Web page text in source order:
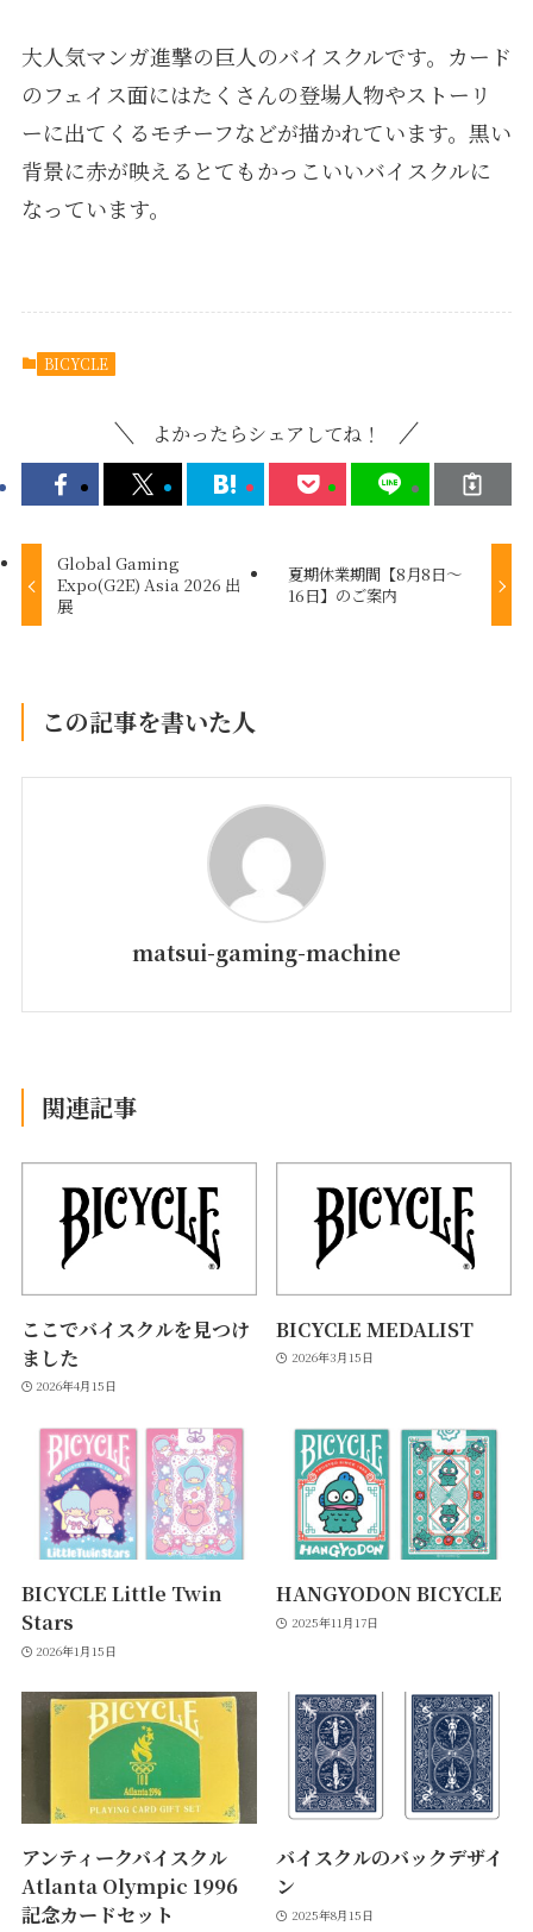
大人気マンガ進撃の巨人のバイスクルです。カード
のフェイス面にはたくさんの登場人物やストーリ
ーに出てくるモチーフなどが描かれています。黒い
背景に赤が映えるとてもかっこいいバイスクルに
なっています。
BICYCLE
よかったらシェアしてね！
Global Gaming
Expo(G2E) Asia 2026 出
展
夏期休業期間【8月8日～
16日】のご案内
この記事を書いた人
matsui-gaming-machine
関連記事
ここでバイスクルを見つけ
ました
2026年4月15日
BICYCLE MEDALIST
2026年3月15日
BICYCLE Little Twin
Stars
2026年1月15日
HANGYODON BICYCLE
2025年11月17日
アンティークバイスクル
Atlanta Olympic 1996
記念カードセット
バイスクルのバックデザイ
ン
2025年8月15日